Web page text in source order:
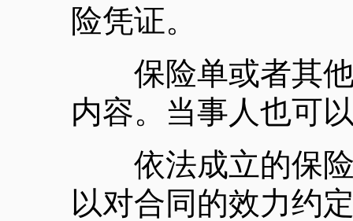
险凭证。
保险单或者其他
内容。当事人也可
依法成立的保险
以对合同的效力约